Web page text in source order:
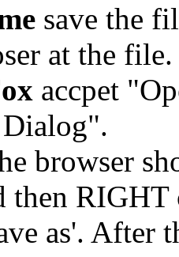
save the
at the file.
accpet
browser
then
as'. After